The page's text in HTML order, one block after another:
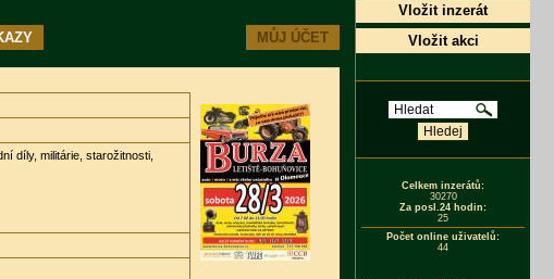
MŮJ ÚČET
díly, militárie, starožitnosti,
Vložit inzerát
Vložit akci
Celkem inzerátů:
30270
Za posl.24 hodin:
25
Počet online uživatelů:
44